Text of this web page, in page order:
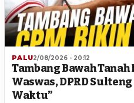
PALU2/08/2026 - 20:12
Tambang Bawah Tanah
Waswas, DPRD
Waktu”